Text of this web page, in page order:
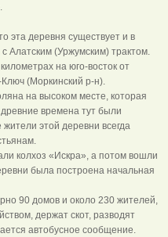
эта деревня существует и в
Алатским (Уржумским) трактом.
на юго-восток от
(Моркинский р-н).
на высоком месте, которая
времена тут были
этой деревни всегда
колхоз «Искра», а потом вошли
была построена начальная
90 домов и около 230 жителей,
держат скот, разводят
автобусное сообщение.